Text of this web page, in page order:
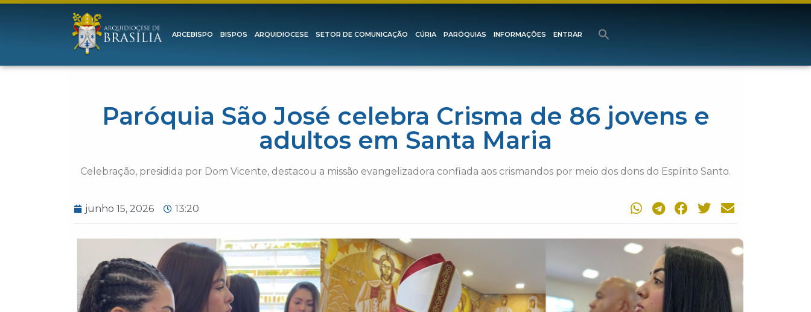
ARCEBISPO BISPOS ARQUIDIOCESE SETOR DE COMUNICAÇÃO CÚRIA PARÓQUIAS INFORMAÇÕES ENTRAR
Paróquia São José celebra Crisma de 86 jovens e
adultos em Santa Maria
Celebração, presidida por Dom Vicente, destacou a missão evangelizadora confiada aos crismandos por meio dos dons do Espírito Santo.
junho 15, 2026 13:20